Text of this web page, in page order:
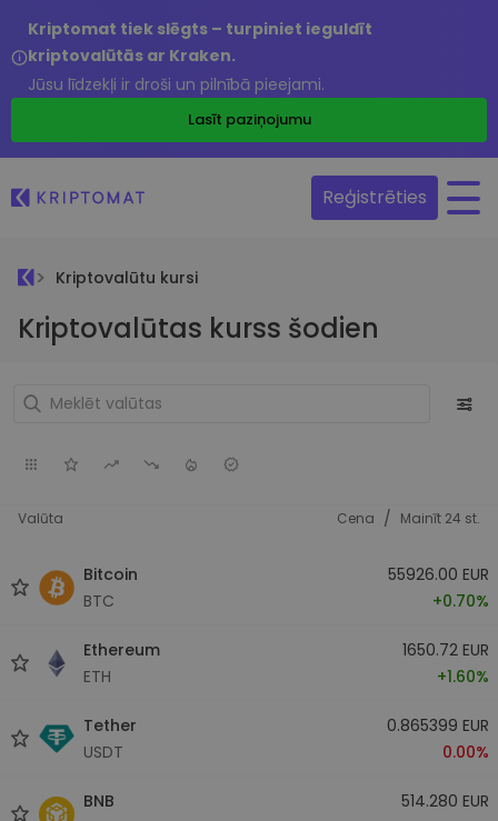
Kriptomat tiek slēgts – turpiniet ieguldīt
kriptovalūtās ar Kraken.
Jūsu līdzekļi ir droši un pilnībā pieejami.
Lasīt paziņojumu
Reģistrēties
Kriptovalūtu kursi
Kriptovalūtas kurss šodien
Valūta Cena / Mainīt 24 st.
Bitcoin
BTC
55926.00 EUR
+0.70%
Ethereum
ETH
1650.72 EUR
+1.60%
Tether
USDT
0.865399 EUR
0.00%
BNB
514.280 EUR